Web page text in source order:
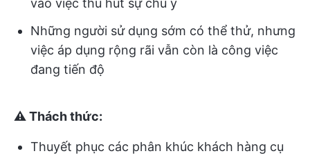
vào việc thu hút sự chú ý
Những người sử dụng sớm có thể thử, nhưng
việc áp dụng rộng rãi vẫn còn là công việc
đang tiến độ
⚠️ Thách thức:
Thuyết phục các phân khúc khách hàng cụ